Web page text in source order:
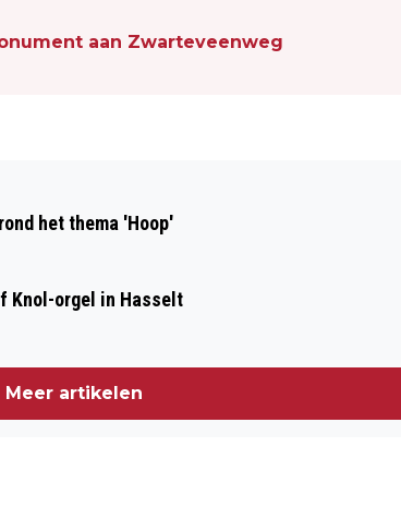
aan Zwarteveenweg
TEGEN TIJDENS VIERDAAGSE
het thema 'Hoop'
Knol-orgel in Hasselt
Meer artikelen